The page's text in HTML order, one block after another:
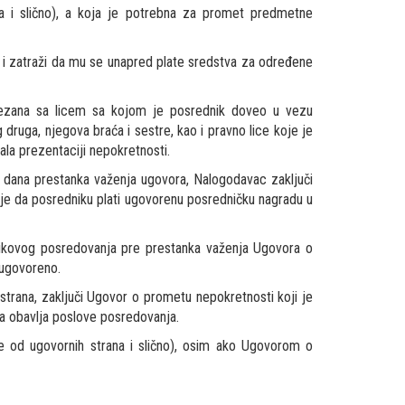
i slično), a koja je potrebna za promet predmetne
zatraži da mu se unapred plate sredstva za određene
sa licem sa kojom je posrednik doveo u vezu
njegova braća i sestre, kao i pravno lice koje je
prezentaciji nepokretnosti.
prestanka važenja ugovora, Nalogodavac zaključi
da posredniku plati ugovorenu posredničku nagradu u
posredovanja pre prestanka važenja Ugovora o
zaključi Ugovor o prometu nepokretnosti koji je
obavlja poslove posredovanja.
od ugovornih strana i slično), osim ako Ugovorom o